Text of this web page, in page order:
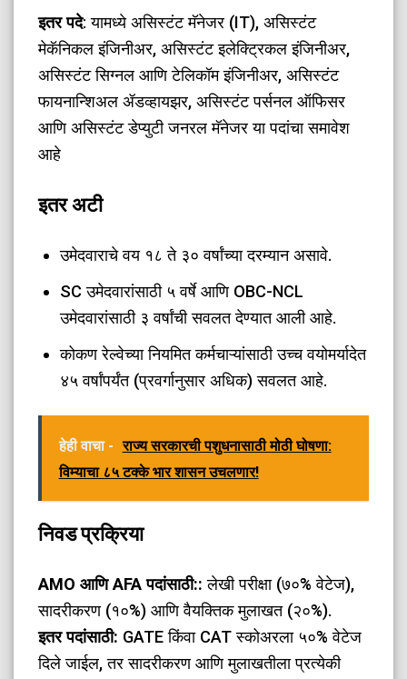
इतर पदे: यामध्ये असिस्टंट मॅनेजर (IT), असिस्टंट
मेकॅनिकल इंजिनीअर, असिस्टंट इलेक्ट्रिकल इंजिनीअर,
असिस्टंट सिग्नल आणि टेलिकॉम इंजिनीअर, असिस्टंट
फायनान्शिअल ॲडव्हायझर, असिस्टंट पर्सनल ऑफिसर
आणि असिस्टंट डेप्युटी जनरल मॅनेजर या पदांचा समावेश
आहे
इतर अटी
उमेदवाराचे वय १८ ते ३० वर्षांच्या दरम्यान असावे.
SC उमेदवारांसाठी ५ वर्षे आणि OBC-NCL
उमेदवारांसाठी ३ वर्षांची सवलत देण्यात आली आहे.
कोकण रेल्वेच्या नियमित कर्मचाऱ्यांसाठी उच्च वयोमर्यादेत
४५ वर्षांपर्यंत (प्रवर्गानुसार अधिक) सवलत आहे.
हेही वाचा - राज्य सरकारची पशुधनासाठी मोठी घोषणा:
विम्याचा ८५ टक्के भार शासन उचलणार!
निवड प्रक्रिया
AMO आणि AFA पदांसाठी:: लेखी परीक्षा (७०% वेटेज),
सादरीकरण (१०%) आणि वैयक्तिक मुलाखत (२०%).
इतर पदांसाठी: GATE किंवा CAT स्कोअरला ५०% वेटेज
दिले जाईल, तर सादरीकरण आणि मुलाखतीला प्रत्येकी